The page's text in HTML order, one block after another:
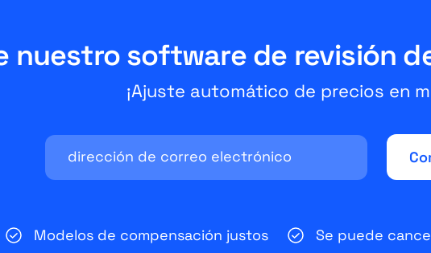
nuestro software de revisión
¡Ajuste automático de precios en
Modelos de compensación justos Se puede